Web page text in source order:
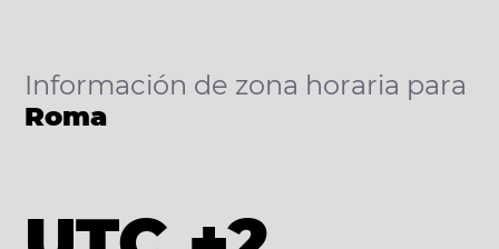
Información de zona horaria para
Roma